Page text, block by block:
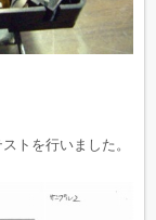
トを行いました。